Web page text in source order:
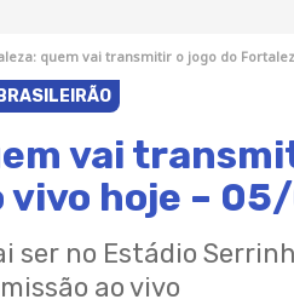
quem vai transmitir o jogo do
BRASILEIRÃO
vai
vivo hoje –
ser no Estádio
ao vivo